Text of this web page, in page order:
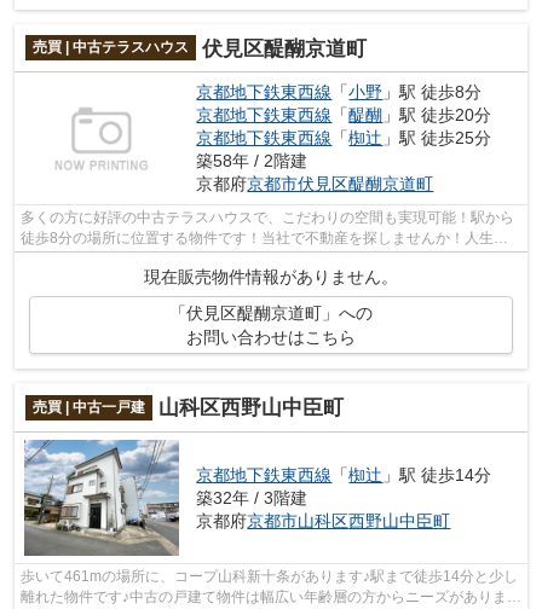
売買 | 中古テラスハウス 伏見区醍醐京道町
京都地下鉄東西線 「小野 」駅 徒歩8分
京都地下鉄東西線 「醍醐 」駅 徒歩20分
京都地下鉄東西線 「椥辻 」駅 徒歩25分
築58年 / 2階建
京都府京都市伏見区醍醐京道町
多くの方に好評の中古テラスハウスで、こだわりの空間も実現可能！駅から
徒歩8分の場所に位置する物件です！当社で不動産を探しませんか！人生に
何度とない不動産購入だからこそ、当社...
現在販売物件情報がありません。
「伏見区醍醐京道町」への
お問い合わせはこちら
売買 | 中古一戸建 山科区西野山中臣町
京都地下鉄東西線 「椥辻 」駅 徒歩14分
築32年 / 3階建
京都府京都市山科区西野山中臣町
歩いて461mの場所に、コープ山科新十条があります♪駅まで徒歩14分と少し
離れた物件です♪中古の戸建て物件は幅広い年齢層の方からニーズがあります